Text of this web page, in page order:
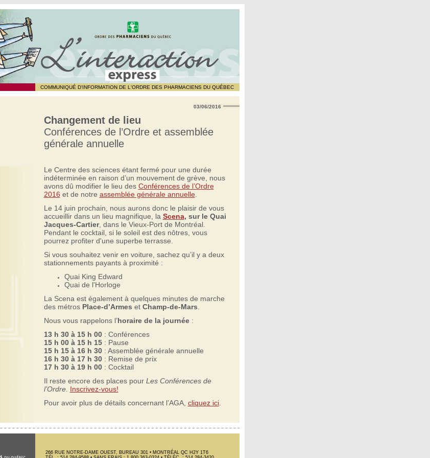
COMMUNIQUÉ D'INFORMATION DE L'ORDRE DES PHARMACIENS DU QUÉBEC
03/06/2016
Changement de lieu
Conférences de l’Ordre et assemblée
générale annuelle
Le Centre des sciences étant fermé pour une durée
indéterminée en raison d’un mouvement de grève, nous
avons dû modifier le lieu des Conférences de l’Ordre
2016 et de notre assemblée générale annuelle.
Le 14 juin prochain, nous aurons donc le plaisir de vous
accueillir dans un lieu magnifique, la Scena, sur le Quai
Jacques-Cartier, dans le Vieux-Port de Montréal.
Pendant le cocktail, si le soleil est des nôtres, vous
pourrez profiter d'une superbe terrasse.
Si vous souhaitez venir en voiture, sachez qu’il y a deux
stationnements payants à proximité :
Quai King Edward
Quai de l'Horloge
La Scena est également à quelques minutes de marche
des métros Place-d’Armes et Champ-de-Mars
Nous vous rappelons l’horaire de la journée:
13 h 30 à 15 h 00: Conférences
15 h 00 à 15 h 15: Pause
15 h 15 à 16 h 30: Assemblée générale annuelle
16 h 30 à 17 h 30: Remise de prix
17 h 30 à 19 h 00 : Cocktail
Il reste encore des places pour Les Conférences de
l’Ordre. Inscrivez-vous!
Pour avoir plus de détails concernant l’AGA, cliquez ici.
266 RUE NOTRE-DAME OUEST, BUREAU 301 • MONTRÉAL QC H2Y 1T6